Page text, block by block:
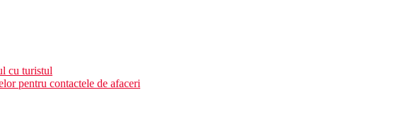
cu turistul
pentru contactele de afaceri